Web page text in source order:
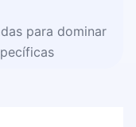
para dominar